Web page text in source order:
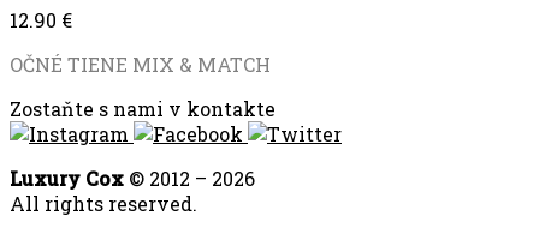
12.90 €
OČNÉ TIENE MIX & MATCH
Zostaňte s nami v kontakte
Luxury Cox © 2012 – 2026
All rights reserved.